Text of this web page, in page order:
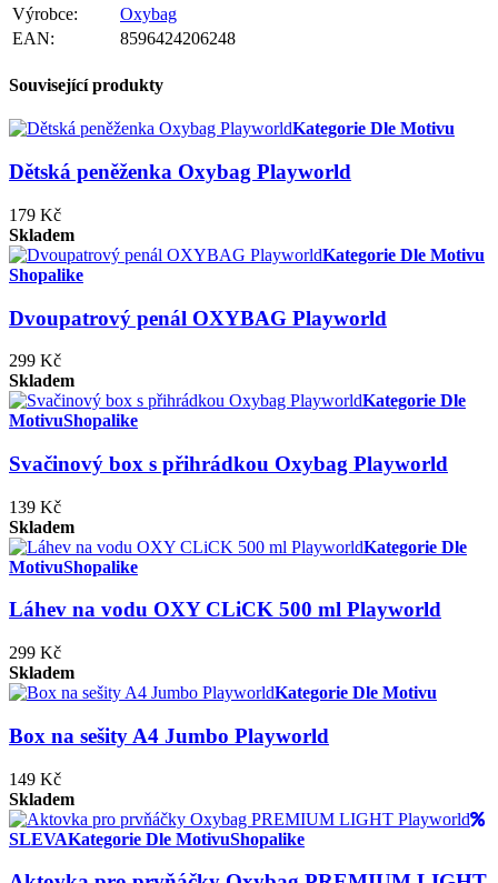
Výrobce:
Oxybag
EAN:
8596424206248
Související produkty
Kategorie Dle Motivu
Dětská peněženka Oxybag Playworld
179 Kč
Skladem
Kategorie Dle Motivu
Shopalike
Dvoupatrový penál OXYBAG Playworld
299 Kč
Skladem
Kategorie Dle
MotivuShopalike
Svačinový box s přihrádkou Oxybag Playworld
139 Kč
Skladem
Kategorie Dle
MotivuShopalike
Láhev na vodu OXY CLiCK 500 ml Playworld
299 Kč
Skladem
Kategorie Dle Motivu
Box na sešity A4 Jumbo Playworld
149 Kč
Skladem
SLEVAKategorie Dle MotivuShopalike